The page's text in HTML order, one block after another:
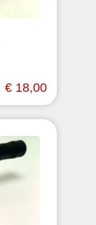
€ 18,00